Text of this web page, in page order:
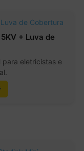
+ Luva de
eletricistas e